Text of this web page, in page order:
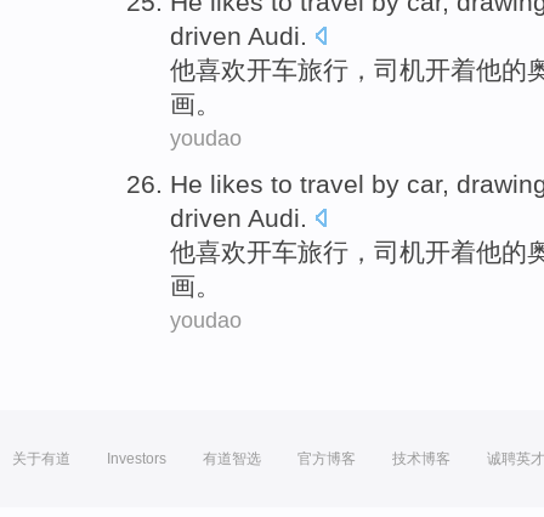
driven Audi.
他喜欢开车旅行 ，司机开着他的
画。
youdao
He likes to travel by car,
driven Audi.
他喜欢开车旅行 ，司机开着他的
画。
youdao
关于有道 Investors 有道智选 官方博客 技术博客 诚聘英才